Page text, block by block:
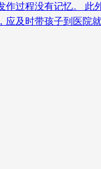
过程没有记忆。
及时带孩子到医院